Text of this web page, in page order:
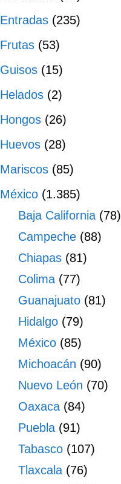
Entradas (235)
Frutas (53)
Guisos (15)
Helados (2)
Hongos (26)
Huevos (28)
Mariscos (85)
México (1.385)
Baja California (78)
Campeche (88)
Chiapas (81)
Colima (77)
Guanajuato (81)
Hidalgo (79)
México (85)
Michoacán (90)
Nuevo León (70)
Oaxaca (84)
Puebla (91)
Tabasco (107)
Tlaxcala (76)